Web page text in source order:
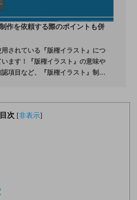
作を依頼する際のポイントも併
されている『版権イラスト』につ
ます！『版権イラスト』の意味や
項目など、『版権イラスト』制
目次 [非表示]